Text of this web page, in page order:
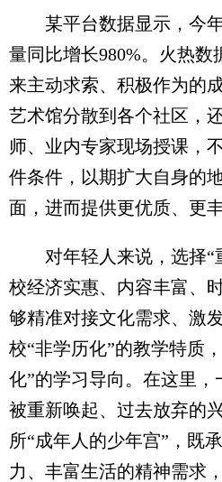
某平台数据显示，今年
量同比增长980%。火热
来主动求索、积极作为的
艺术馆分散到各个社区，
师、业内专家现场授课，
件条件，以期扩大自身的
面，进而提供更优质、更
对年轻人来说，选择“
校经济实惠、内容丰富、
够精准对接文化需求、激
校“非学历化”的教学特质
化”的学习导向。在这里
被重新唤起、过去放弃的
所“成年人的少年宫”，既
力、丰富生活的精神需求